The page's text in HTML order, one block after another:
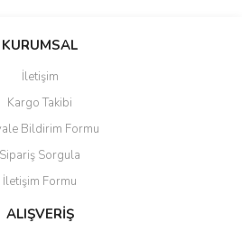
KURUMSAL
İletişim
Kargo Takibi
Bildirim Formu
Sipariş Sorgula
İletişim Formu
ALIŞVERİŞ